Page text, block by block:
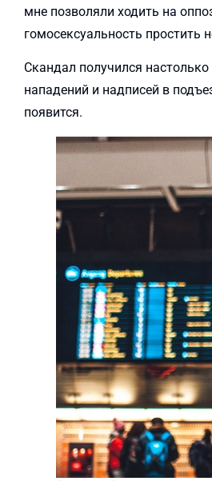
мне позволяли ходить на
гомосексуальность простить
Скандал получился
нападений и надписей в
появится.